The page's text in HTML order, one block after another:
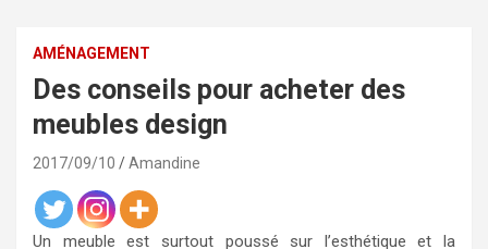
AMÉNAGEMENT
Des conseils pour acheter des
meubles design
2017/09/10 Amandine
Un meuble est surtout poussé sur l’esthétique et la